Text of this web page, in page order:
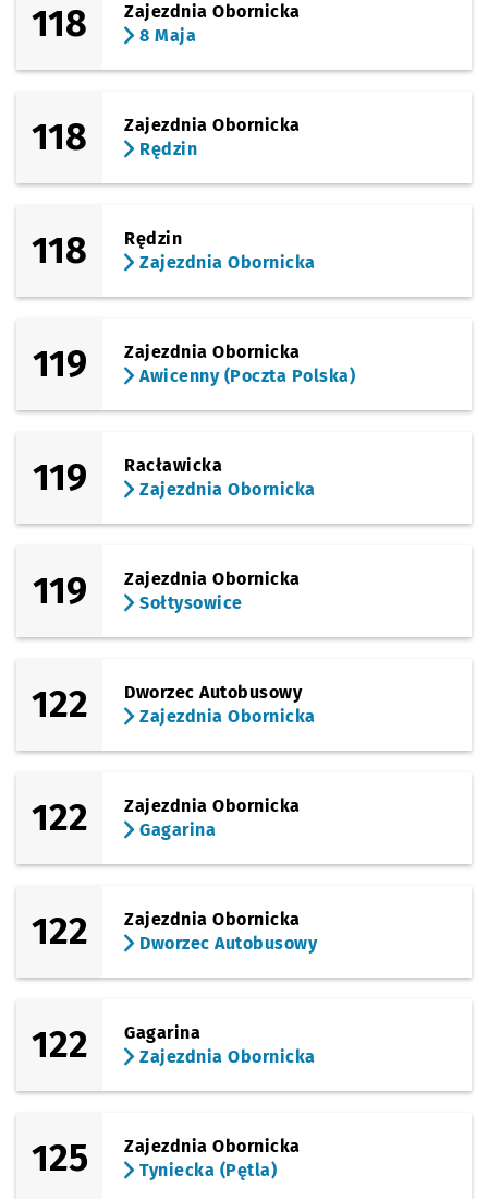
118
Zajezdnia Obornicka
8 Maja
118
Zajezdnia Obornicka
Rędzin
118
Rędzin
Zajezdnia Obornicka
119
Zajezdnia Obornicka
Awicenny (Poczta Polska)
119
Racławicka
Zajezdnia Obornicka
119
Zajezdnia Obornicka
Sołtysowice
122
Dworzec Autobusowy
Zajezdnia Obornicka
122
Zajezdnia Obornicka
Gagarina
122
Zajezdnia Obornicka
Dworzec Autobusowy
122
Gagarina
Zajezdnia Obornicka
125
Zajezdnia Obornicka
Tyniecka (Pętla)